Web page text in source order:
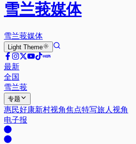
雪兰莪媒体
雪兰莪媒体
Light Theme
最新
全国
雪兰莪
专题
惠民好康新村视角焦点特写旅人视角
电子报